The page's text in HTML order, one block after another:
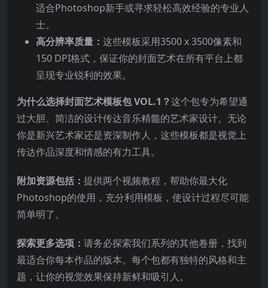
适合Photoshop新手或寻求轻松高效经验的专业人
士。
高分辨率质量： 这些模板采用3500 x 3500像素和
150 DPI格式，保证你的封面艺术在所有平台上都
呈现专业锐利的效果。
为什么选择封面艺术模板包 VOL.1？这个包专为希望通
过大胆、简洁的设计传达音乐精髓的艺术家设计。无论
你是新兴艺术家还是资深制作人，这些模板都是视觉上
传达作品深度和情感的有力工具。
附加资源包括： 提供两个视频教程，帮助你最大化
Photoshop的使用，充分利用模板，使设计过程尽可能
简单明了。
探索更多选项： 请务必探索我们系列的其他卷册，找到
最适合你每本作品的版本。每个包都有独特的风格和主
题，让你的视觉效果保持新鲜和吸引人。